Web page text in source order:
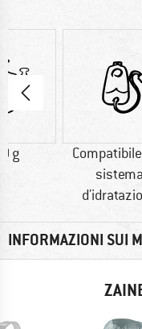
g
sistema
INFORMAZIONI SUI